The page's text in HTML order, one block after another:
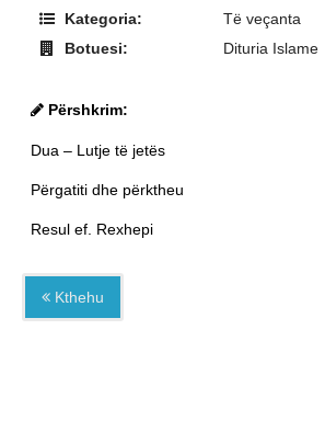
Kategoria:
Të veçanta
Botuesi:
Dituria Islame
Përshkrim:
Dua – Lutje të jetës
Përgatiti dhe përktheu
Resul ef. Rexhepi
Kthehu